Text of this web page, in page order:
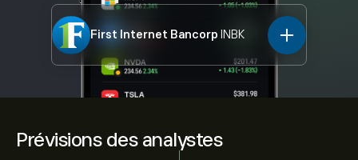
Prévisions des analystes
First Internet Bancorp INBK